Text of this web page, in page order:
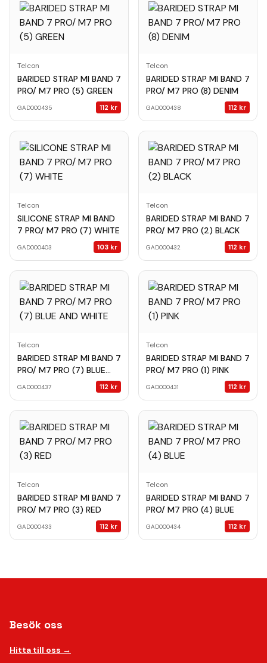
Telcon
BARIDED STRAP MI BAND 7
PRO/ M7 PRO (5) GREEN
GAD000435 112 kr
Telcon
BARIDED STRAP MI BAND 7
PRO/ M7 PRO (8) DENIM
GAD000438 112 kr
Telcon
SILICONE STRAP MI BAND
7 PRO/ M7 PRO (7) WHITE
GAD000403 103 kr
Telcon
BARIDED STRAP MI BAND 7
PRO/ M7 PRO (2) BLACK
GAD000432 112 kr
Telcon
BARIDED STRAP MI BAND 7
PRO/ M7 PRO (7) BLUE
GAD000437 112 kr
Telcon
BARIDED STRAP MI BAND 7
PRO/ M7 PRO (1) PINK
GAD000431 112 kr
Telcon
BARIDED STRAP MI BAND 7
PRO/ M7 PRO (3) RED
GAD000433 112 kr
Telcon
BARIDED STRAP MI BAND 7
PRO/ M7 PRO (4) BLUE
GAD000434 112 kr
Besök oss
Hitta till oss →